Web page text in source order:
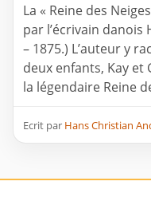
La « Reine des
par l’écrivain danois
– 1875.) L’auteur y
deux enfants, Kay et
la légendaire Reine
Ecrit par Hans Christian